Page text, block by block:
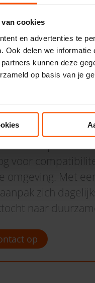
cookies
en advertenties te
Ook delen we
kunnen deze
op basis van je
dating bij
zijn voor een
met
voor
Met
zich
naar
op